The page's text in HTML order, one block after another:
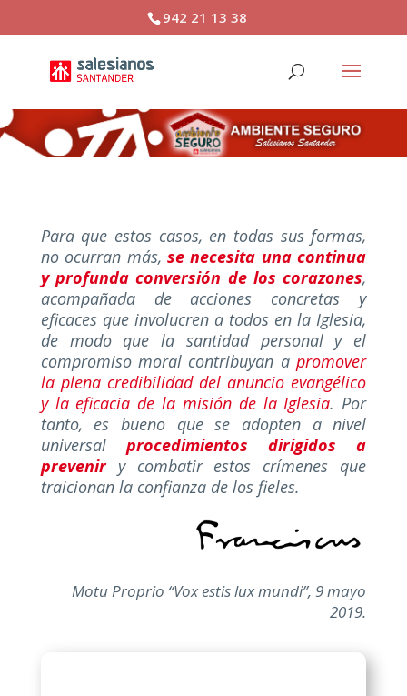
942 21 13 38
Para que estos casos, en todas sus formas,
no ocurran más, se necesita una continua
y profunda conversión de los corazones,
acompañada de acciones concretas y
eficaces que involucren a todos en la Iglesia,
de modo que la santidad personal y el
compromiso moral contribuyan apromover
la plena credibilidad del anuncio evangélico
y la eficacia de la misión de la Iglesia. Por
tanto, es bueno que se adopten a nivel
universal procedimientos dirigidos a
preveniry combatir estos crímenes que
traicionan la confianza de los fieles.
Motu Proprio “Vox estis lux mundi”, 9 mayo
2019.